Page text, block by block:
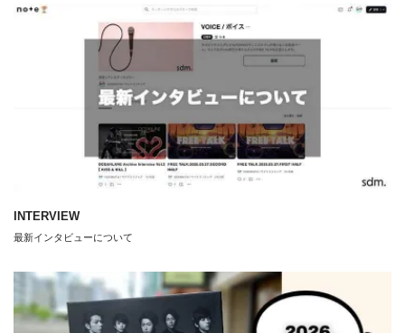
INTERVIEW
最新インタビューについて